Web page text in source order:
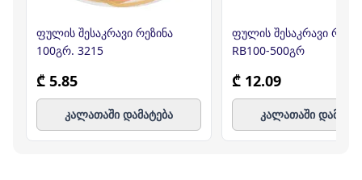
ფულის შესაკრავი რეზინა
100გრ. 3215
₾ 5.85
კალათაში დამატება
ფულის შესაკრავი
RB100-500გრ
₾ 12.09
კალათაში